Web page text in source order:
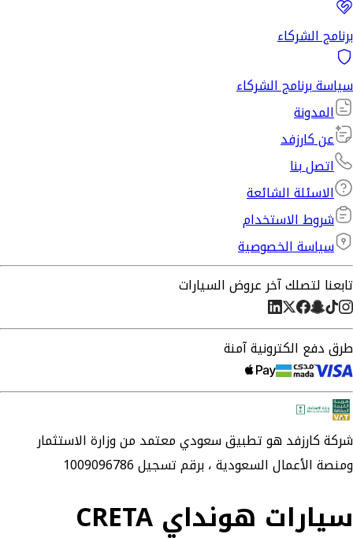
برنامج الشركاء
سياسة برنامج الشركاء
المدونة
عن كارزفد
اتصل بنا
الاسئلة الشائعة
شروط الاستخدام
سياسة الخصوصية
تابعنا لتصلك آخر عروض السيارات
طرق دفع الكترونية آمنة
شركةكارزفدهو تطبيق سعودي معتمد من وزارة الاستثمار
ومنصة الأعمال السعودية ،برقم تسجيل 1009096786
سيارات هونداي CRETA